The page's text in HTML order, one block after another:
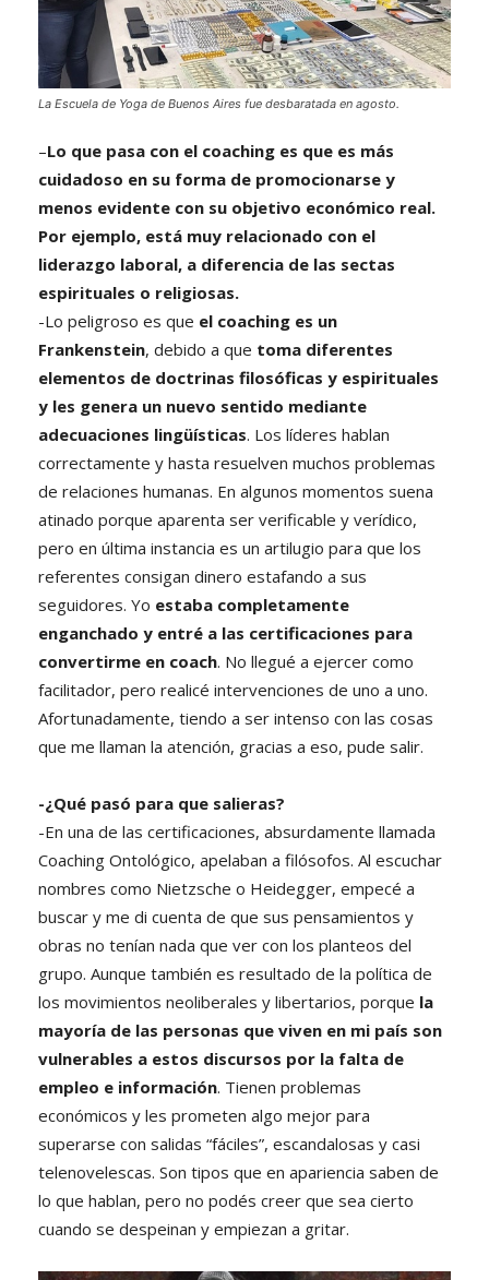
La Escuela de Yoga de Buenos Aires fue desbaratada en agosto.
–Lo que pasa con el coaching es que es más
cuidadoso en su forma de promocionarse y
menos evidente con su objetivo económico real.
Por ejemplo, está muy relacionado con el
liderazgo laboral, a diferencia de las sectas
espirituales o religiosas.
-Lo peligroso es que el coaching es un
Frankenstein, debido a que toma diferentes
elementos de doctrinas filosóficas y espirituales
y les genera un nuevo sentido mediante
adecuaciones lingüísticas. Los líderes hablan
correctamente y hasta resuelven muchos problemas
de relaciones humanas. En algunos momentos suena
atinado porque aparenta ser verificable y verídico,
pero en última instancia es un artilugio para que los
referentes consigan dinero estafando a sus
seguidores. Yo estaba completamente
enganchado y entré a las certificaciones para
convertirme en coach. No llegué a ejercer como
facilitador, pero realicé intervenciones de uno a uno.
Afortunadamente, tiendo a ser intenso con las cosas
que me llaman la atención, gracias a eso, pude salir.
-¿Qué pasó para que salieras?
-En una de las certificaciones, absurdamente llamada
Coaching Ontológico, apelaban a filósofos. Al escuchar
nombres como Nietzsche o Heidegger, empecé a
buscar y me di cuenta de que sus pensamientos y
obras no tenían nada que ver con los planteos del
grupo. Aunque también es resultado de la política de
los movimientos neoliberales y libertarios, porque la
mayoría de las personas que viven en mi país son
vulnerables a estos discursos por la falta de
empleo e información. Tienen problemas
económicos y les prometen algo mejor para
superarse con salidas “fáciles”, escandalosas y casi
telenovelescas. Son tipos que en apariencia saben de
lo que hablan, pero no podés creer que sea cierto
cuando se despeinan y empiezan a gritar.